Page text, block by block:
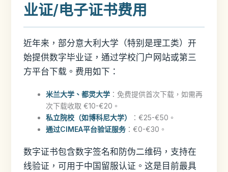
业证/电子证书费用
近年来，部分意大利大学（特别是理工类）开
始提供数字毕业证，通过学校门户网站或第三
方平台下载。费用如下：
米兰大学、都灵大学：免费提供首次下载，如需再
次下载收取 €10-€20。
私立院校（如博科尼大学）
：€25-€50。
通过CIMEA平台验证服务：€0-€30。
数字证书包含数字签名和防伪二维码，支持在
线验证，可用于中国留服认证。这是目前最具